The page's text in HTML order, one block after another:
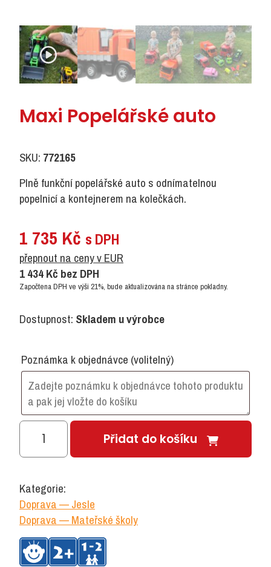
Maxi Popelářské auto
SKU: 772165
Plně funkční popelářské auto s odnímatelnou
popelnicí a kontejnerem na kolečkách.
1 735 Kč s DPH
přepnout na ceny v EUR
1 434Kč bez DPH
Započtena DPH ve výši 21%, bude aktualizována na stránce pokladny.
Dostupnost: Skladem u výrobce
Poznámka k objednávce (volitelný)
Maxi
Popelářské
množství
Přidat do košíku
Kategorie:
Doprava — Jesle
Doprava — Mateřské školy